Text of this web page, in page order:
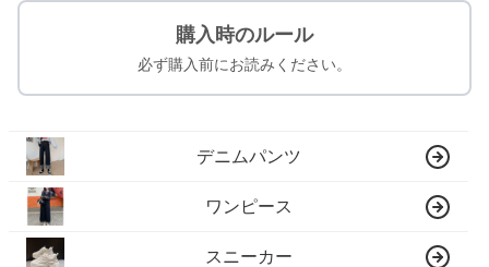
購入時のルール
必ず購入前にお読みください。
デニムパンツ
ワンピース
スニーカー